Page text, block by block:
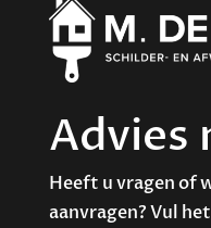
Advies
Heeft u vragen of
aanvragen? Vul